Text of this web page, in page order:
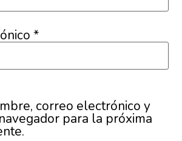
*
correo electrónico y
para la próxima